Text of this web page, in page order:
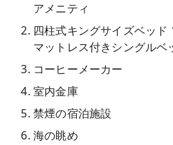
アメニティ
四柱式キングサイズベッ
マットレス付きシングルベ
コーヒーメーカー
室内金庫
禁煙の宿泊施設
海の眺め